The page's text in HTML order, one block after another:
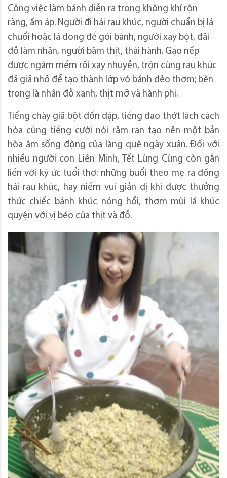
Công việc làm bánh diễn ra trong không khí rộn
ràng, ấm áp. Người đi hái rau khúc, người chuẩn bị lá
chuối hoặc lá dong để gói bánh, người xay bột, đãi
đỗ làm nhân, người băm thịt, thái hành. Gạo nếp
được ngâm mềm rồi xay nhuyễn, trộn cùng rau khúc
đã giã nhỏ để tạo thành lớp vỏ bánh dẻo thơm; bên
trong là nhân đỗ xanh, thịt mỡ và hành phi.
Tiếng chày giã bột dồn dập, tiếng dao thớt lách cách
hòa cùng tiếng cười nói râm ran tạo nên một bản
hòa âm sống động của làng quê ngày xuân. Đối với
nhiều người con Liên Minh, Tết Lùng Cùng còn gắn
liền với ký ức tuổi thơ: những buổi theo mẹ ra đồng
hái rau khúc, hay niềm vui giản dị khi được thưởng
thức chiếc bánh khúc nóng hổi, thơm mùi lá khúc
quyện với vị béo của thịt và đỗ.